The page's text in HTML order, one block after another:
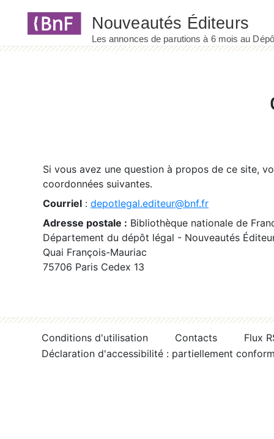
Si vous avez une question à propos de ce site,
coordonnées suivantes.
Courriel : depotlegal.editeur@bnf.fr
Adresse postale : Bibliothèque nationale de
Département du dépôt légal - Nouveautés
Quai François-Mauriac
75706 Paris Cedex 13
Conditions d'utilisation Contacts
Flux
Déclaration d'accessibilité : partiellement